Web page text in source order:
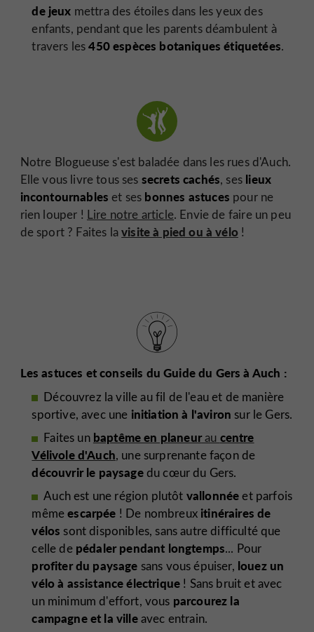
de jeux mettra des étoiles dans les yeux des
enfants, pendant que les parents déambulent à
travers les450 espèces botaniques étiquetées.
Notre Blogueuse s'est baladée dans les rues d'Auch.
Elle vous livre tous ses secrets cachés, ses lieux
incontournables et ses bonnes astuces pour ne
rien louper ! Lire notre article. Envie de faire un peu
de sport ? Faites lavisite à pied ou à vélo !
Les astuces et conseils du Guide du Gers à Auch :
Découvrez la ville au fil de l'eau et de manière
sportive, avec une initiation à l'aviron sur le Gers.
Faites un baptême en planeurau centre
Vélivole d'Auch, une surprenante façon de
découvrir le paysagedu cœur du Gers.
Auch est une région plutôt vallonnéeet parfois
mêmeescarpée ! De nombreux itinéraires de
vélos sont disponibles, sans autre difficulté que
celle de pédaler pendant longtemps... Pour
profiter du paysage sans vous épuiser, louez un
vélo à assistance électrique ! Sans bruit et avec
un minimum d'effort, vous parcourez la
campagneet la villeavec entrain.